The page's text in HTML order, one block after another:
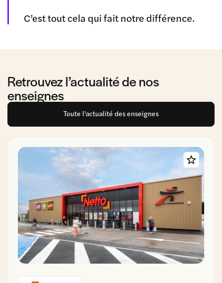
C’est tout cela qui fait notre différence.
Retrouvez l’actualité de nos
enseignes
Toute l’actualité des enseignes